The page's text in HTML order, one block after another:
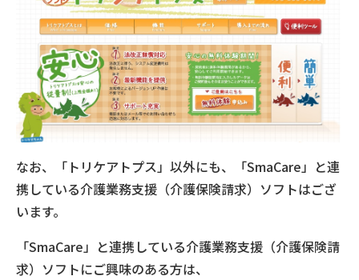
なお、「トリケアトプス」以外にも、「SmaCare」と連
携している介護業務支援（介護保険請求）ソフトはござ
います。
「SmaCare」と連携している介護業務支援（介護保険請
求）ソフトにご興味のある方は、